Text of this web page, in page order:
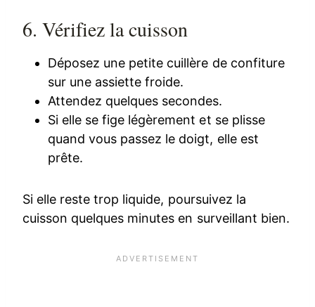
6. Vérifiez la cuisson
Déposez une petite cuillère de confiture
sur une assiette froide.
Attendez quelques secondes.
Si elle se fige légèrement et se plisse
quand vous passez le doigt, elle est
prête.
Si elle reste trop liquide, poursuivez la
cuisson quelques minutes en surveillant bien.